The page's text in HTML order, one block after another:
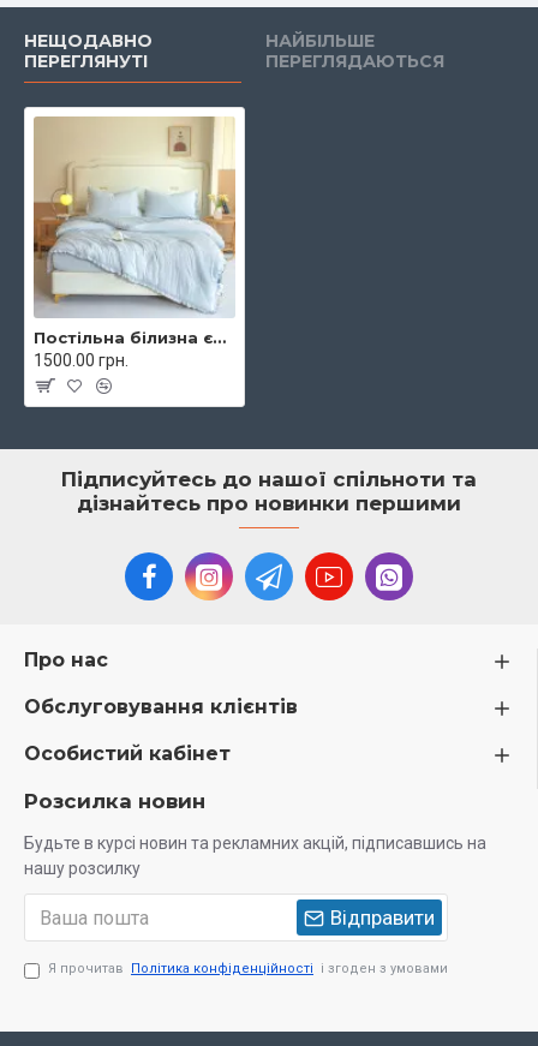
НЕЩОДАВНО
ПЕРЕГЛЯНУТІ
НАЙБІЛЬШЕ
ПЕРЕГЛЯДАЮТЬСЯ
Постільна білизна євро та ковдрою з рюшами 200х230 Colorful 017-9/5
1500.00 грн.
Підписуйтесь до нашої спільноти та
дізнайтесь про новинки першими
Про нас
Обслуговування клієнтів
Особистий кабінет
Розсилка новин
Будьте в курсі новин та рекламних акцій, підписавшись на
нашу розсилку
Відправити
Я прочитав Політика конфіденційності і згоден з умовами